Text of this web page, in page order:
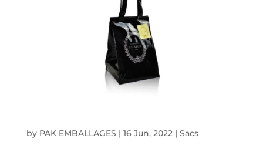
by PAK EMBALLAGES | 16 Jun, 2022| Sacs